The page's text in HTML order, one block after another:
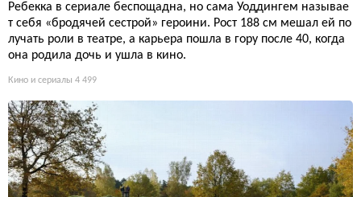
Ребекка в сериале беспощадна, но сама Уоддингем называе
т себя «бродячей сестрой» героини. Рост 188 см мешал ей по
лучать роли в театре, а карьера пошла в гору после 40, когда
она родила дочь и ушла в кино.
Кино и сериалы 4 499